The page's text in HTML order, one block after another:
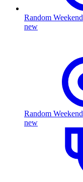
Random Weekend
new
Random Weekend
new